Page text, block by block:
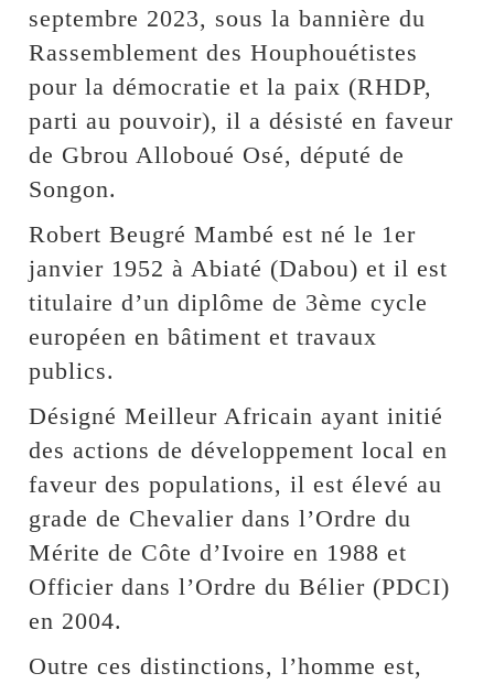
septembre 2023, sous la bannière du
Rassemblement des Houphouétistes
pour la démocratie et la paix (RHDP,
parti au pouvoir), il a désisté en faveur
de Gbrou Alloboué Osé, député de
Songon.
Robert Beugré Mambé est né le 1er
janvier 1952 à Abiaté (Dabou) et il est
titulaire d’un diplôme de 3ème cycle
européen en bâtiment et travaux
publics.
Désigné Meilleur Africain ayant initié
des actions de développement local en
faveur des populations, il est élevé au
grade de Chevalier dans l’Ordre du
Mérite de Côte d’Ivoire en 1988 et
Officier dans l’Ordre du Bélier (PDCI)
en 2004.
Outre ces distinctions, l’homme est,